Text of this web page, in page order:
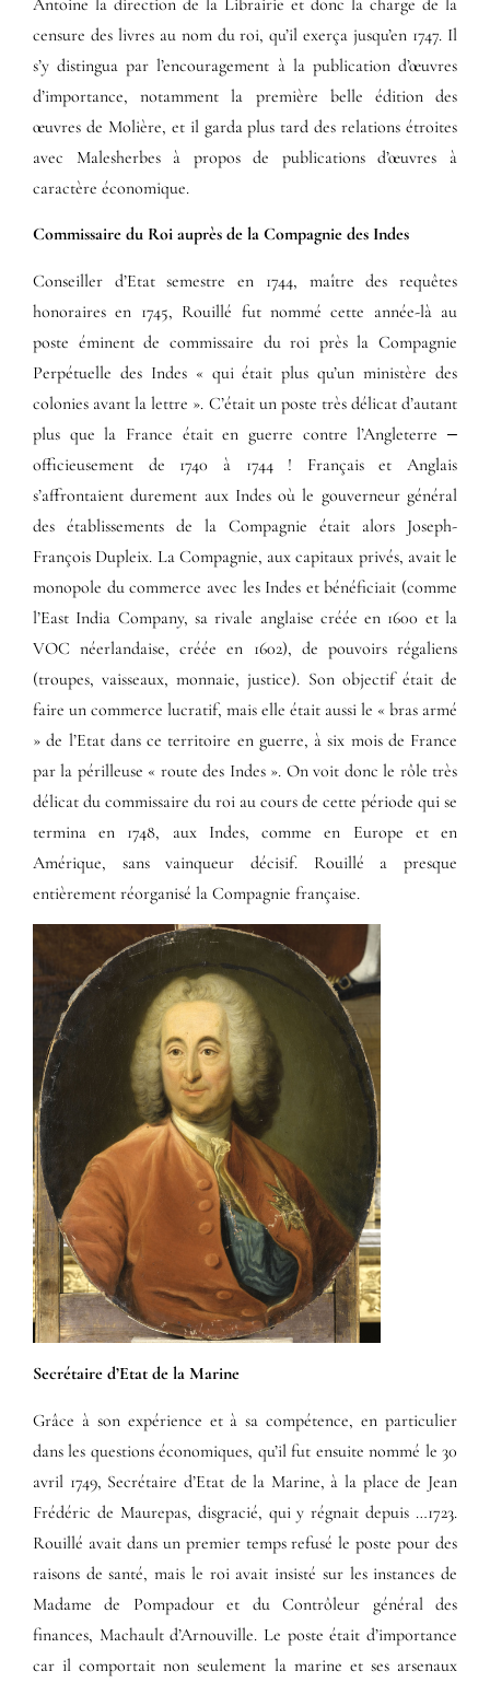
Antoine la direction de la Librairie et donc la charge de la
censure des livres au nom du roi, qu’il exerça jusqu’en 1747. Il
s’y distingua par l’encouragement à la publication d’œuvres
d’importance, notamment la première belle édition des
œuvres de Molière, et il garda plus tard des relations étroites
avec Malesherbes à propos de publications d’œuvres à
caractère économique.
Commissaire du Roi auprès de la Compagnie des Indes
Conseiller d’Etat semestre en 1744, maître des requêtes
honoraires en 1745, Rouillé fut nommé cette année-là au
poste éminent de commissaire du roi près la Compagnie
Perpétuelle des Indes « qui était plus qu’un ministère des
colonies avant la lettre ». C’était un poste très délicat d’autant
plus que la France était en guerre contre l’Angleterre ‒
officieusement de 1740 à 1744 ! Français et Anglais
s’affrontaient durement aux Indes où le gouverneur général
des établissements de la Compagnie était alors Joseph-
François Dupleix. La Compagnie, aux capitaux privés, avait le
monopole du commerce avec les Indes et bénéficiait (comme
l’East India Company, sa rivale anglaise créée en 1600 et la
VOC néerlandaise, créée en 1602), de pouvoirs régaliens
(troupes, vaisseaux, monnaie, justice). Son objectif était de
faire un commerce lucratif, mais elle était aussi le « bras armé
» de l’Etat dans ce territoire en guerre, à six mois de France
par la périlleuse « route des Indes ». On voit donc le rôle très
délicat du commissaire du roi au cours de cette période qui se
termina en 1748, aux Indes, comme en Europe et en
Amérique, sans vainqueur décisif. Rouillé a presque
entièrement réorganisé la Compagnie française.
Secrétaire d’Etat de la Marine
Grâce à son expérience et à sa compétence, en particulier
dans les questions économiques, qu’il fut ensuite nommé le 30
avril 1749, Secrétaire d’Etat de la Marine, à la place de Jean
Frédéric de Maurepas, disgracié, qui y régnait depuis …1723.
Rouillé avait dans un premier temps refusé le poste pour des
raisons de santé, mais le roi avait insisté sur les instances de
Madame de Pompadour et du Contrôleur général des
finances, Machault d’Arnouville. Le poste était d’importance
car il comportait non seulement la marine et ses arsenaux